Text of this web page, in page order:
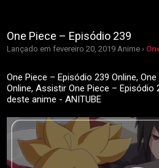
One Piece – Episódio 239
Lançado em fevereiro 20, 2019 Anime ›
One Piece – Episódio 239 Online,
Online, Assistir One Piece –
deste anime - ANITUBE